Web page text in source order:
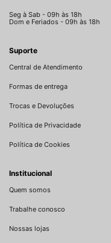
Seg à Sab - 09h às 18h
Dom e Feriados - 09h às 18h
Suporte
Central de Atendimento
Formas de entrega
Trocas e Devoluções
Política de Privacidade
Política de Cookies
Institucional
Quem somos
Trabalhe conosco
Nossas lojas